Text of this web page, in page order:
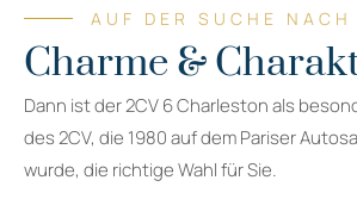
AUF DER SUCHE NACH
Charme &
Dann ist der 2CV 6 Charleston als
des 2CV, die 1980 auf dem Pariser
wurde, die richtige Wahl für Sie.